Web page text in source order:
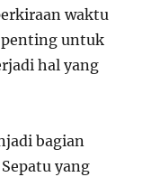
waktu
untuk
hal yang
bagian
Sepatu yang